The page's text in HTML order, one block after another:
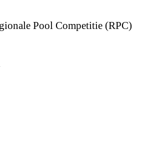
Pool Competitie (RPC)